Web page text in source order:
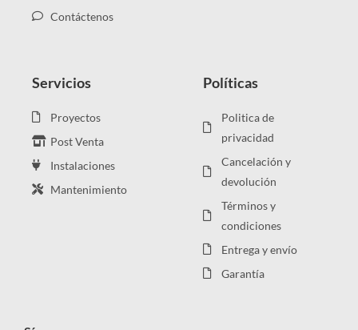
Contáctenos
Servicios
Proyectos
Post Venta
Instalaciones
Mantenimiento
Políticas
Politica de
privacidad
Cancelación y
devolución
Términos y
condiciones
Entrega y envío
Garantía